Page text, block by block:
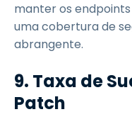
manter os
uma cobertura de
abrangente.
9. Taxa de
Patch